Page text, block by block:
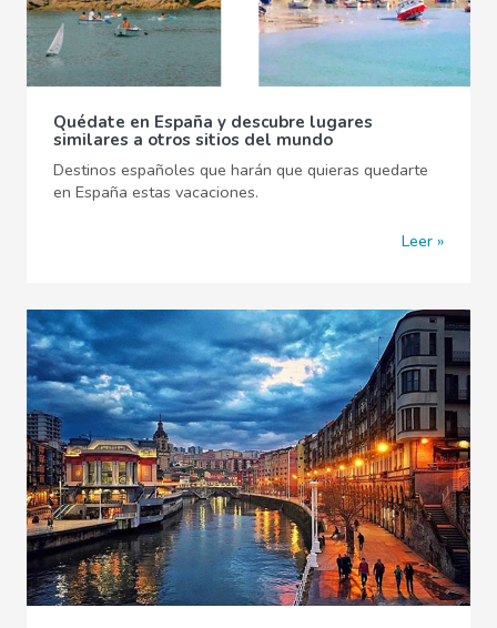
Quédate en España y descubre lugares
similares a otros sitios del mundo
Destinos españoles que harán que quieras quedarte
en España estas vacaciones.
Leer